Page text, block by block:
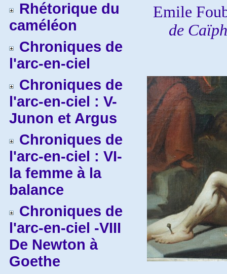
Rhétorique du
caméléon
Chroniques de
l'arc-en-ciel
Chroniques de
l'arc-en-ciel : V-
Junon et Argus
Chroniques de
l'arc-en-ciel : VI-
la femme à la
balance
Chroniques de
l'arc-en-ciel -VIII
De Newton à
Goethe
Emile
de